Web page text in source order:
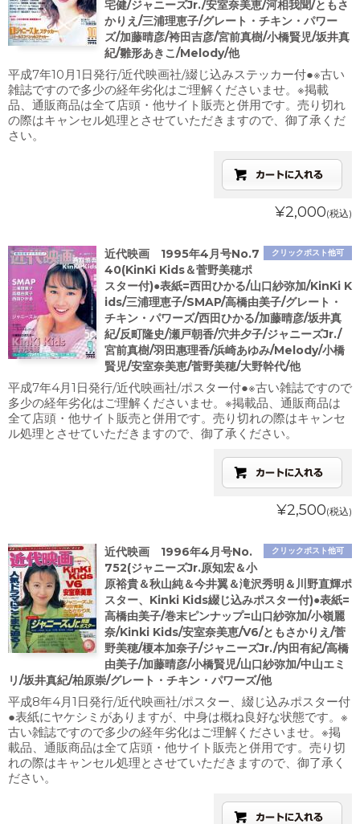
宅健/ジャニーズJr./安室奈美恵/河相我聞/ともさ
かりえ/三浦理恵子/グレート・チキン・パワー
ズ/加藤晴彦/袴田吉彦/宮前真樹/小橋賢児/坂井真
紀/雛形あきこ/Melody/他
平成7年10月1日発行/近代映画社/綴じ込みステッカー付●※古い
雑誌ですので多少の経年劣化はご理解くださいませ。※掲載
品、通販商品は全て店頭・他サイト販売と併用です。売り切れ
の際はキャンセル処理とさせていただきますので、御了承くだ
さい。
¥2,000(税込)
クリックポスト他可
近代映画 1995年4月号No.7
40(KinKi Kids＆菅野美穂ポ
スター付)●表紙=西田ひかる/山口紗弥加/KinKi K
ids/三浦理恵子/SMAP/高橋由美子/グレート・
チキン・パワーズ/西田ひかる/加藤晴彦/坂井真
紀/反町隆史/瀬戸朝香/穴井夕子/ジャニーズJr./
宮前真樹/羽田惠理香/浜崎あゆみ/Melody/小橋
賢児/安室奈美恵/菅野美穂/大野幹代/他
平成7年4月1日発行/近代映画社/ポスター付●※古い雑誌ですので
多少の経年劣化はご理解くださいませ。※掲載品、通販商品は
全て店頭・他サイト販売と併用です。売り切れの際はキャンセ
ル処理とさせていただきますので、御了承ください。
¥2,500(税込)
クリックポスト他可
近代映画 1996年4月号No.
752(ジャニーズJr.原知宏＆小
原裕貴＆秋山純＆今井翼＆滝沢秀明＆川野直輝ポ
スター、Kinki Kids綴じ込みポスター付)●表紙=
高橋由美子/巻末ピンナップ=山口紗弥加/小嶺麗
奈/Kinki Kids/安室奈美恵/V6/ともさかりえ/菅
野美穂/榎本加奈子/ジャニーズJr./内田有紀/高橋
由美子/加藤晴彦/小橋賢児/山口紗弥加/中山エミ
リ/坂井真紀/柏原崇/グレート・チキン・パワーズ/他
平成8年4月1日発行/近代映画社/ポスター、綴じ込みポスター付
●表紙にヤケシミがありますが、中身は概ね良好な状態です。※
古い雑誌ですので多少の経年劣化はご理解くださいませ。※掲
載品、通販商品は全て店頭・他サイト販売と併用です。売り切
れの際はキャンセル処理とさせていただきますので、御了承く
ださい。